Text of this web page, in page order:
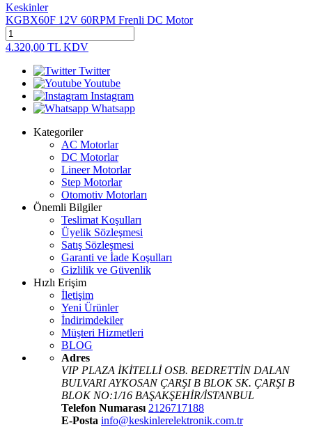
Keskinler
KGBX60F 12V 60RPM Frenli DC Motor
4.320,00 TL KDV
Twitter
Youtube
Instagram
Whatsapp
Kategoriler
AC Motorlar
DC Motorlar
Lineer Motorlar
Step Motorlar
Otomotiv Motorları
Önemli Bilgiler
Teslimat Koşulları
Üyelik Sözleşmesi
Satış Sözleşmesi
Garanti ve İade Koşulları
Gizlilik ve Güvenlik
Hızlı Erişim
İletişim
Yeni Ürünler
İndirimdekiler
Müşteri Hizmetleri
BLOG
Adres
VIP PLAZA İKİTELLİ OSB. BEDRETTİN DALAN
BULVARI AYKOSAN ÇARŞI B BLOK SK. ÇARŞI B
BLOK NO:1/16 BAŞAKŞEHİR/İSTANBUL
Telefon Numarası 2126717188
E-Posta info@keskinlerelektronik.com.tr